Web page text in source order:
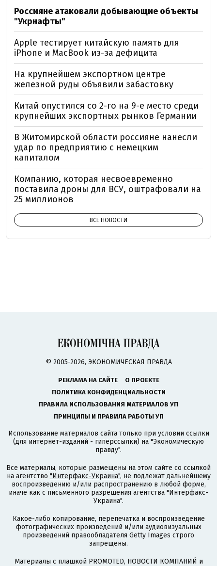
Россияне атаковали добывающие объекты
"Укрнафты"
Apple тестирует китайскую память для
iPhone и MacBook из-за дефицита
На крупнейшем экспортном центре
железной руды объявили забастовку
Китай опустился со 2-го на 9-е место среди
крупнейших экспортных рынков Германии
В Житомирской области россияне нанесли
удар по предприятию с немецким
капиталом
Компанию, которая несвоевременно
поставила дроны для ВСУ, оштрафовали на
25 миллионов
ВСЕ НОВОСТИ
© 2005-2026, ЭКОНОМИЧЕСКАЯ ПРАВДА
РЕКЛАМА НА САЙТЕ
О ПРОЕКТЕ
ПОЛИТИКА КОНФИДЕНЦИАЛЬНОСТИ
ПРАВИЛА ИСПОЛЬЗОВАНИЯ МАТЕРИАЛОВ УП
ПРИНЦИПЫ И ПРАВИЛА РАБОТЫ УП
Использование материалов сайта только при условии ссылки
(для интернет-изданий - гиперссылки) на "Экономическую
правду".
Все материалы, которые размещены на этом сайте со ссылкой
на агентство "Интерфакс-Украина", не подлежат дальнейшему
воспроизведению и/или распространению в любой форме,
иначе как с письменного разрешения агентства "Интерфакс-
Украина".
Какое-либо копирование, перепечатка и воспроизведение
фотографических произведений и/или аудиовизуальных
произведений правообладателя Getty Images строго
запрещены.
Материалы с плашкой PROMOTED, НОВОСТИ КОМПАНИЙ и